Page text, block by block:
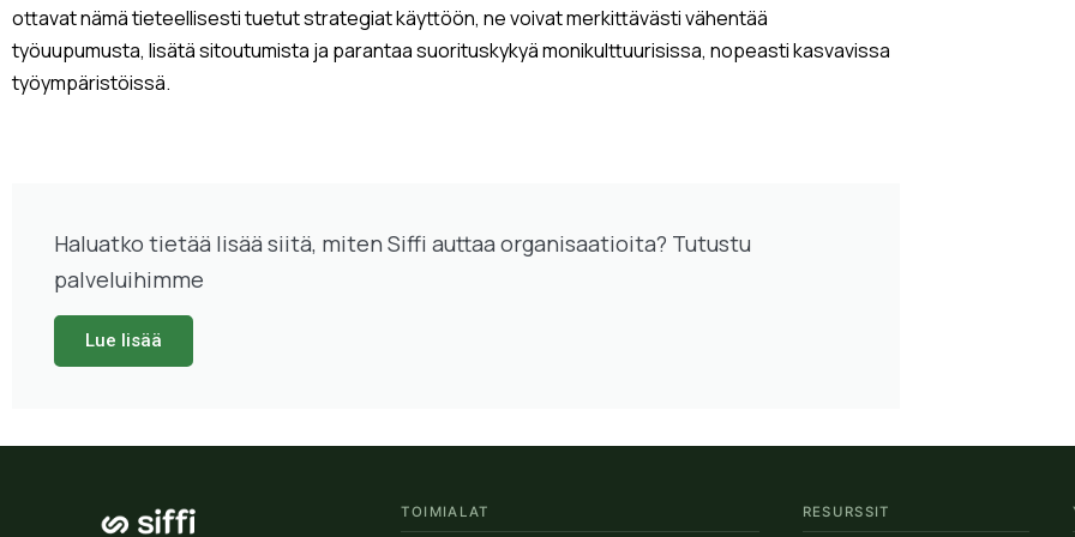
ottavat nämä tieteellisesti tuetut strategiat käyttöön, ne voivat merkittävästi vähentää
työuupumusta, lisätä sitoutumista ja parantaa suorituskykyä monikulttuurisissa, nopeasti kasvavissa
työympäristöissä.
Haluatko tietää lisää siitä, miten Siffi auttaa organisaatioita? Tutustu
palveluihimme
Lue lisää
TOIMIALAT RESURSSIT